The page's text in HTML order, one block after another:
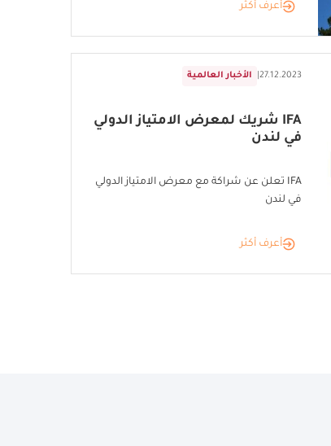
أعرف أكثر
الأخبار العالمية 27.12.2023
IFA شريك لمعرض الامتياز الدولي
في لندن
IFA تعلن عن شراكة مع معرض الامتياز الدولي
في لندن
أعرف أكثر